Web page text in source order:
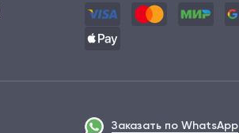
Заказать по WhatsApp